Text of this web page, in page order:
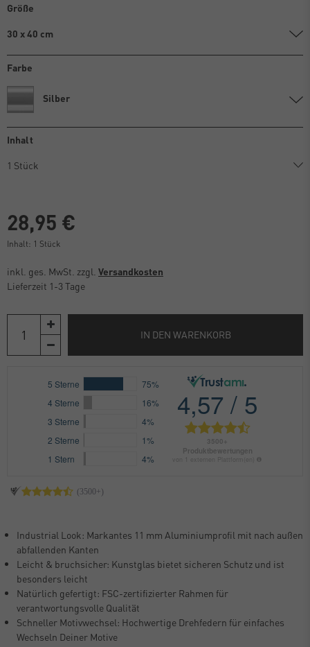
Größe
30 x 40 cm
Farbe
Silber
Inhalt
28,95 €
Inhalt: 1 Stück
inkl. ges. MwSt. zzgl. Versandkosten
Lieferzeit 1-3 Tage
IN DEN WARENKORB
Industrial Look: Markantes 11 mm Aluminiumprofil mit nach außen
abfallenden Kanten
Leicht & bruchsicher: Kunstglas bietet sicheren Schutz und ist
besonders leicht
Natürlich gefertigt: FSC-zertifizierter Rahmen für
verantwortungsvolle Qualität
Schneller Motivwechsel: Hochwertige Drehfedern für einfaches
Wechseln Deiner Motive